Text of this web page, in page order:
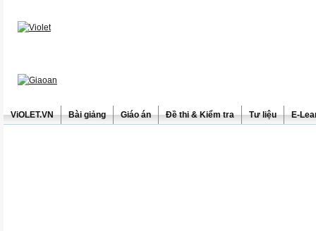
ViOLET.VN Bài giảng Giáo án Đề thi & Kiểm tra Tư liệu E-